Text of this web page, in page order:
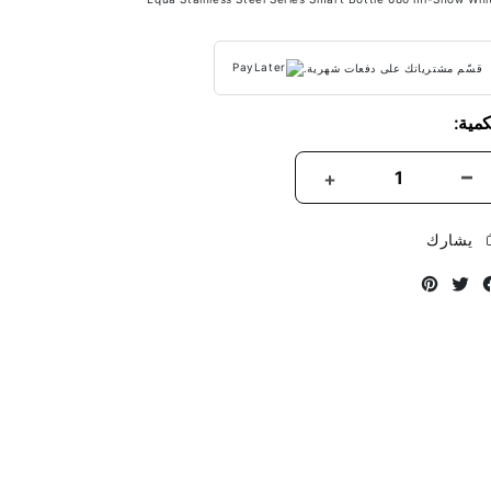
قسّم مشترياتك على دفعات شهرية.
يشارك
Facebook
Twitter
Instagram